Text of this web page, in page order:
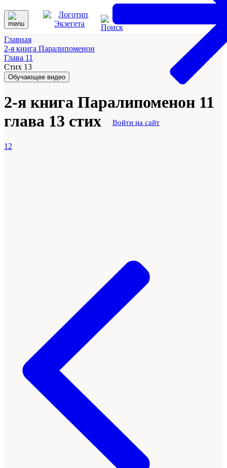
Войти на сайт
Главная
2-я книга Паралипоменон
Глава 11
Стих 13
Обучающее видео
2-я книга Паралипоменон 11
глава 13 стих
12